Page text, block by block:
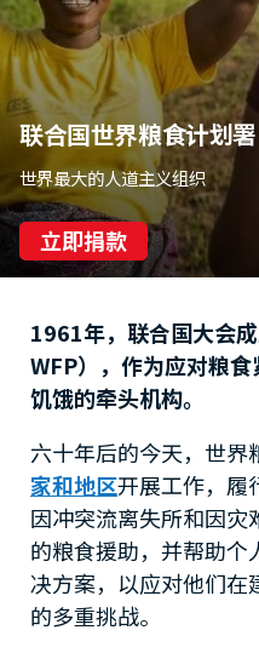
联合国世界粮食计划署
世界最大的人道主义组织
立即捐款
1961年，联合国大会
WFP），作为应对粮
饥饿的牵头机构。
六十年后的今天，世界
家和地区开展工作，履
因冲突流离失所和因
的粮食援助，并帮助
决方案，以应对他们
的多重挑战。